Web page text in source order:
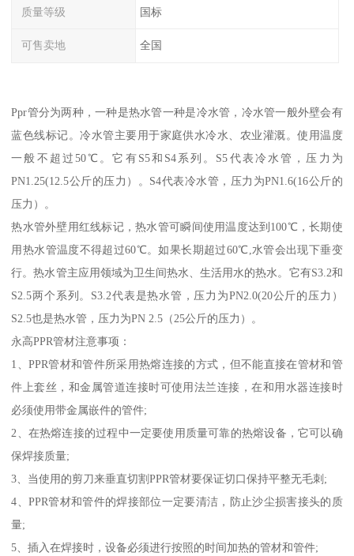
质量等级 国标
可售卖地 全国
Ppr管分为两种，一种是热水管一种是冷水管，冷水管一般外壁会有
蓝色线标记。冷水管主要用于家庭供水冷水、农业灌溉。使用温度
一般不超过50℃。它有S5和S4系列。S5代表冷水管，压力为
PN1.25(12.5公斤的压力）。S4代表冷水管，压力为PN1.6(16公斤的
压力）。
热水管外壁用红线标记，热水管可瞬间使用温度达到100℃，长期使
用热水管温度不得超过60℃。如果长期超过60℃,水管会出现下垂变
行。热水管主应用领域为卫生间热水、生活用水的热水。它有S3.2和
S2.5两个系列。S3.2代表是热水管，压力为PN2.0(20公斤的压力）
S2.5也是热水管，压力为PN 2.5（25公斤的压力）。
永高PPR管材注意事项：
1、PPR管材和管件所采用热熔连接的方式，但不能直接在管材和管
件上套丝，和金属管道连接时可使用法兰连接，在和用水器连接时
必须使用带金属嵌件的管件;
2、在热熔连接的过程中一定要使用质量可靠的热熔设备，它可以确
保焊接质量;
3、当使用的剪刀来垂直切割PPR管材要保证切口保持平整无毛刺;
4、PPR管材和管件的焊接部位一定要清洁，防止沙尘损害接头的质
量;
5、插入在焊接时，设备必须进行按照的时间加热的管材和管件;